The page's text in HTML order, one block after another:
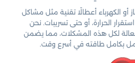
أو الكهرباء أعطالًا تقنية مثل مشاكل
الحرارة، أو حتى تسريبات. نحن
لكل هذه المشكلات، مما يضمن
بكامل طاقته في أسرع وقت.